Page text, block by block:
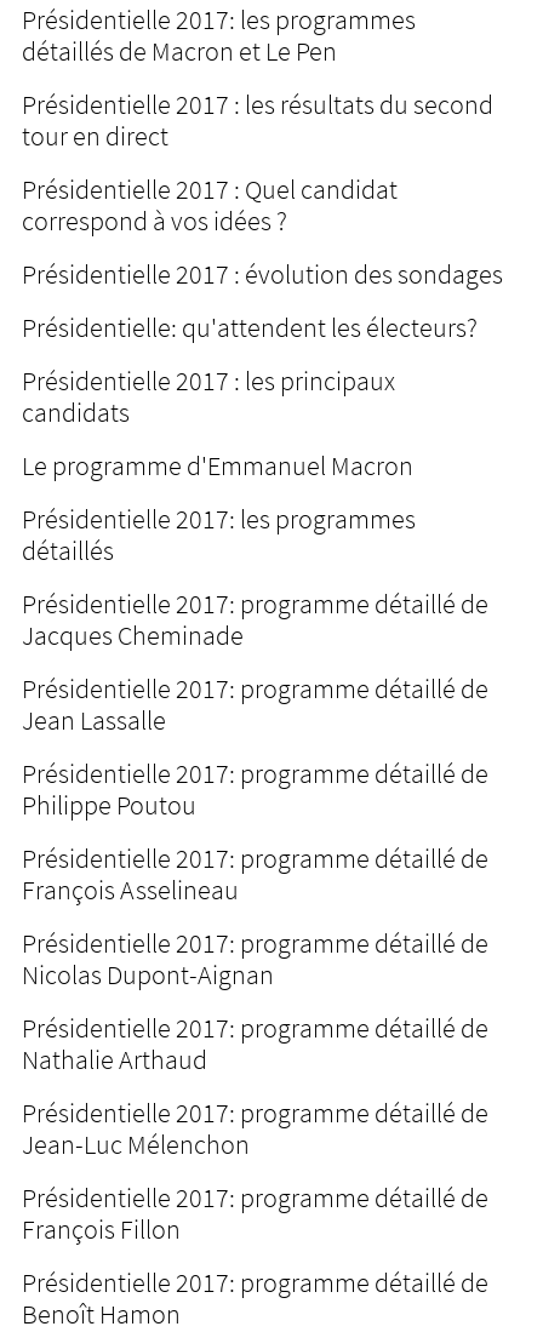
Présidentielle 2017: les programmes
détaillés de Macron et Le Pen
Présidentielle 2017 : les résultats du second
tour en direct
Présidentielle 2017 : Quel candidat
correspond à vos idées ?
Présidentielle 2017 : évolution des sondages
Présidentielle: qu'attendent les électeurs?
Présidentielle 2017 : les principaux
candidats
Le programme d'Emmanuel Macron
Présidentielle 2017: les programmes
détaillés
Présidentielle 2017: programme détaillé de
Jacques Cheminade
Présidentielle 2017: programme détaillé de
Jean Lassalle
Présidentielle 2017: programme détaillé de
Philippe Poutou
Présidentielle 2017: programme détaillé de
François Asselineau
Présidentielle 2017: programme détaillé de
Nicolas Dupont-Aignan
Présidentielle 2017: programme détaillé de
Nathalie Arthaud
Présidentielle 2017: programme détaillé de
Jean-Luc Mélenchon
Présidentielle 2017: programme détaillé de
François Fillon
Présidentielle 2017: programme détaillé de
Benoît Hamon